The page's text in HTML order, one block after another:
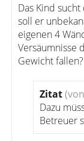
Das Kind
soll er
eigenen 4
Versäumnisse
Gewicht fallen?
Zitat
Dazu
Betreuer